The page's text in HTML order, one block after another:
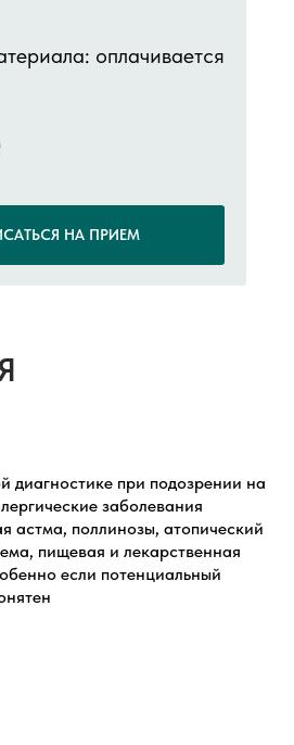
оплачивается
НА ПРИЕМ
диагностике при подозрении на
заболевания
астма, поллинозы, атопический
пищевая и лекарственная
если потенциальный